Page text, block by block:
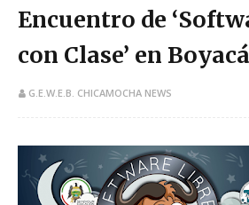
Encuentro de
con Clase’ en Boyacá
G.E.W.E.B. CHICAMOCHA NEWS